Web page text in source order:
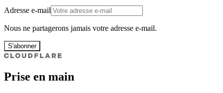
Adresse e-mail
Nous ne partagerons jamais votre adresse e-mail.
S'abonner
Prise en main